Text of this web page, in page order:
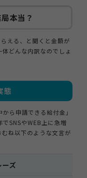
本当？
える、と聞くと金額が
どんな内訳なのでしょ
態
ら申請できる給付金」
SNSやWEB上に急増
ね以下のような文言が
ズ